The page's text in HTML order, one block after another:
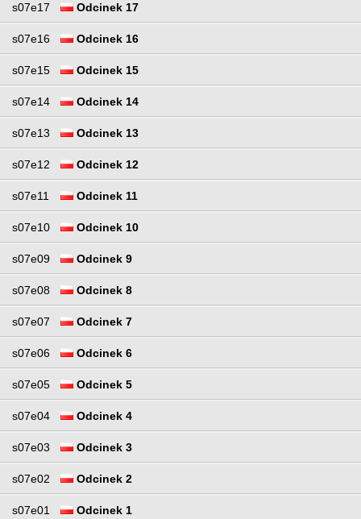
s07e17 Odcinek 17
s07e16 Odcinek 16
s07e15 Odcinek 15
s07e14 Odcinek 14
s07e13 Odcinek 13
s07e12 Odcinek 12
s07e11 Odcinek 11
s07e10 Odcinek 10
s07e09 Odcinek 9
s07e08 Odcinek 8
s07e07 Odcinek 7
s07e06 Odcinek 6
s07e05 Odcinek 5
s07e04 Odcinek 4
s07e03 Odcinek 3
s07e02 Odcinek 2
s07e01 Odcinek 1